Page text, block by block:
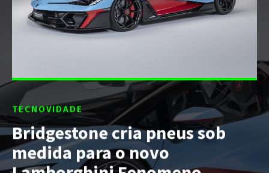
TECNOVIDADE
Bridgestone cria pneus sob
medida para o novo